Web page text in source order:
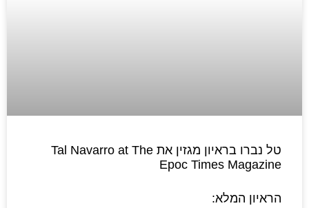
טל נברו בראיון מגזין את Tal Navarro at The
Epoc Times Magazine
הראיון המלא: